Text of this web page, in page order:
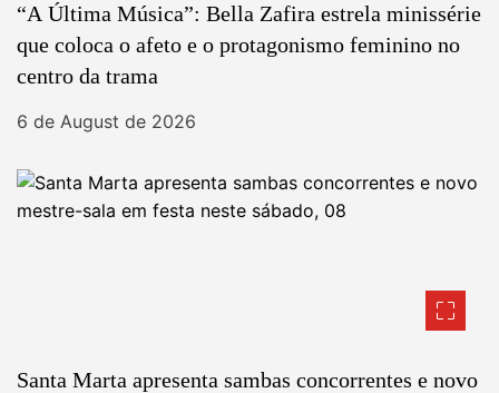
“A Última Música”: Bella Zafira estrela minissérie
que coloca o afeto e o protagonismo feminino no
centro da trama
6 de August de 2026
Santa Marta apresenta sambas concorrentes e novo